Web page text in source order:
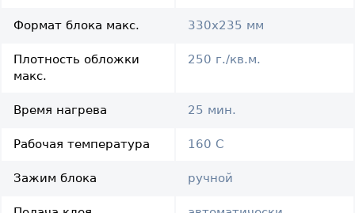
Формат блока макс. 330x235 мм
Плотность обложки
макс.
250 г./кв.м.
Время нагрева 25 мин.
Рабочая температура 160 C
Зажим блока ручной